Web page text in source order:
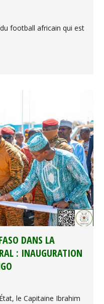
football africain qui est
DANS LA
: INAUGURATION
le Capitaine Ibrahim